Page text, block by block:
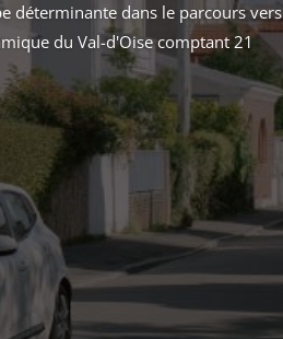
déterminante dans le parcours vers
du Val-d'Oise comptant 21